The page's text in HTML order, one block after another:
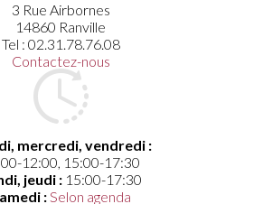
3 Rue Airbornes
14860 Ranville
Tel : 02.31.78.76.08
Contactez-nous
mercredi, vendredi :
12:00, 15:00-17:30
jeudi :15:00-17:30
:Selon agenda